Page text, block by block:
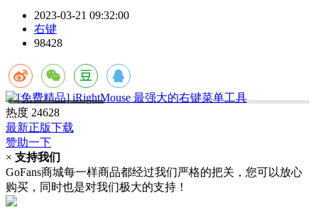
2023-03-21 09:32:00
右键
98428
热度 24628
最新正版下载
赞助一下
× 支持我们
GoFans商城每一样商品都经过我们严格的把关，您可以放心
购买，同时也是对我们极大的支持！